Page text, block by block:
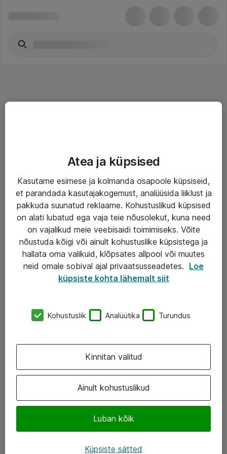
Haldusteenused
Garantii
Turva- ja nõrkvoolulahendused
AS ATEA
+372 659 3591
Järvevana tee 7b, 10112 Tallinn
Facebook
Atea ja küpsised
Kasutame esimese ja kolmanda osapoole küpsiseid,
et parandada kasutajakogemust, analüüsida liiklust ja
pakkuda suunatud reklaame. Kohustuslikud küpsised
on alati lubatud ega vaja teie nõusolekut, kuna need
on vajalikud meie veebisaidi toimimiseks. Võite
nõustuda kõigi või ainult kohustuslike küpsistega ja
hallata oma valikuid, klõpsates allpool või muutes
neid omale sobival ajal privaatsusseadetes. Loe
küpsiste kohta lähemalt siit
Kohustuslik Analüütika Turundus
Ainult kohustuslikud
Luban kõik
Kinnitan valitud
Küpsiste sätted